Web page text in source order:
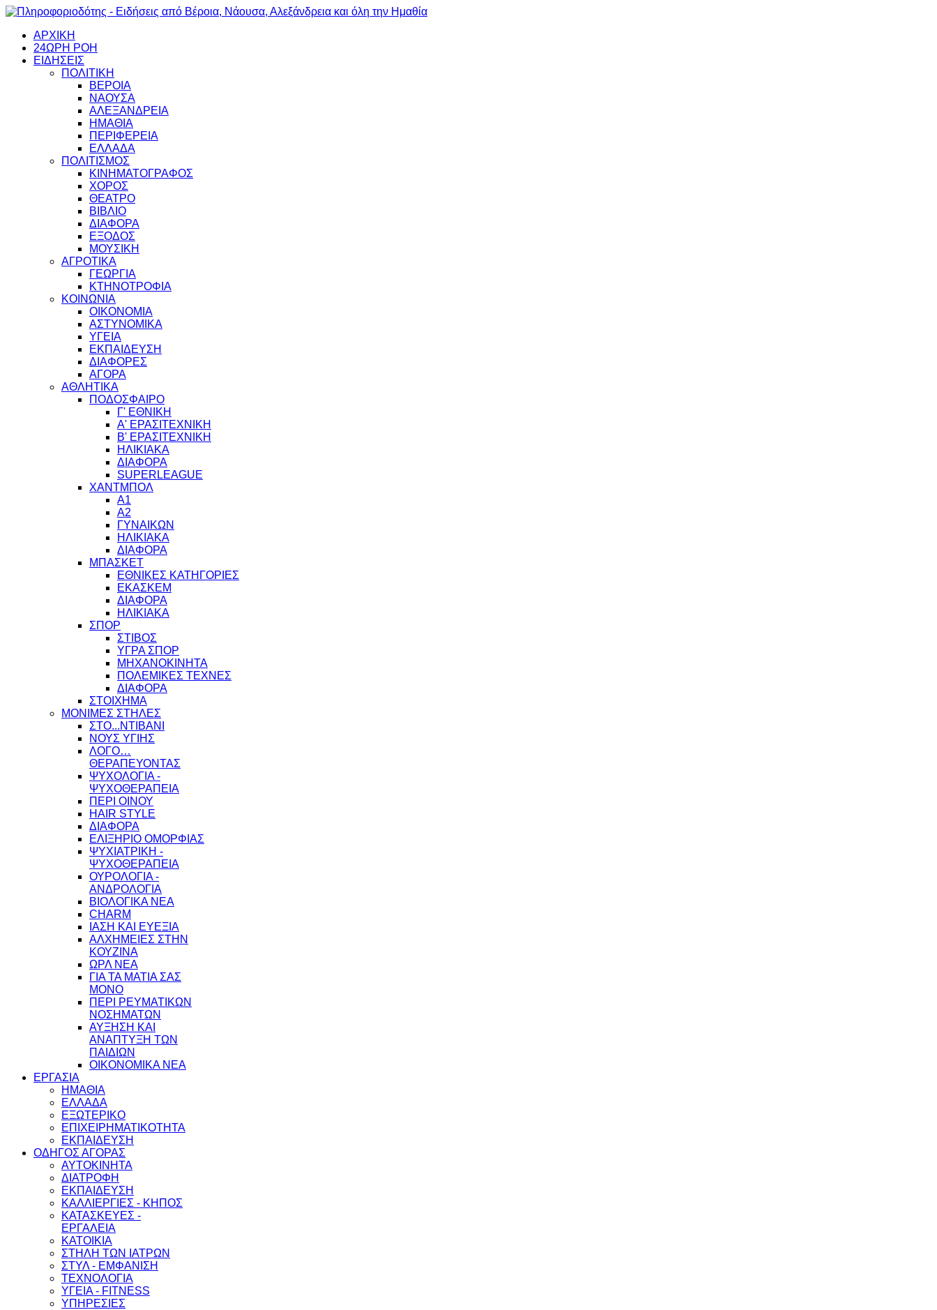
ΑΡΧΙΚΗ
24ΩΡΗ ΡΟΗ
ΕΙΔΗΣΕΙΣ
ΠΟΛΙΤΙΚΗ
ΒΕΡΟΙΑ
ΝΑΟΥΣΑ
ΑΛΕΞΑΝΔΡΕΙΑ
ΗΜΑΘΙΑ
ΠΕΡΙΦΕΡΕΙΑ
ΕΛΛΑΔΑ
ΠΟΛΙΤΙΣΜΟΣ
ΚΙΝΗΜΑΤΟΓΡΑΦΟΣ
ΧΟΡΟΣ
ΘΕΑΤΡΟ
ΒΙΒΛΙΟ
ΔΙΑΦΟΡΑ
ΕΞΟΔΟΣ
ΜΟΥΣΙΚΗ
ΑΓΡΟΤΙΚΑ
ΓΕΩΡΓΙΑ
ΚΤΗΝΟΤΡΟΦΙΑ
ΚΟΙΝΩΝΙΑ
ΟΙΚΟΝΟΜΙΑ
ΑΣΤΥΝΟΜΙΚΑ
ΥΓΕΙΑ
ΕΚΠΑΙΔΕΥΣΗ
ΔΙΑΦΟΡΕΣ
ΑΓΟΡΑ
ΑΘΛΗΤΙΚΑ
ΠΟΔΟΣΦΑΙΡΟ
Γ' ΕΘΝΙΚΗ
Α' ΕΡΑΣΙΤΕΧΝΙΚΗ
Β' ΕΡΑΣΙΤΕΧΝΙΚΗ
ΗΛΙΚΙΑΚΑ
ΔΙΑΦΟΡΑ
SUPERLEAGUE
ΧΑΝΤΜΠΟΛ
Α1
Α2
ΓΥΝΑΙΚΩΝ
ΗΛΙΚΙΑΚΑ
ΔΙΑΦΟΡΑ
ΜΠΑΣΚΕΤ
ΕΘΝΙΚΕΣ ΚΑΤΗΓΟΡΙΕΣ
ΕΚΑΣΚΕΜ
ΔΙΑΦΟΡΑ
ΗΛΙΚΙΑΚΑ
ΣΠΟΡ
ΣΤΙΒΟΣ
ΥΓΡΑ ΣΠΟΡ
ΜΗΧΑΝΟΚΙΝΗΤΑ
ΠΟΛΕΜΙΚΕΣ ΤΕΧΝΕΣ
ΔΙΑΦΟΡΑ
ΣΤΟΙΧΗΜΑ
ΜΟΝΙΜΕΣ ΣΤΗΛΕΣ
ΣΤΟ...ΝΤΙΒΑΝΙ
ΝΟΥΣ ΥΓΙΗΣ
ΛΟΓΟ…
ΘΕΡΑΠΕΥΟΝΤΑΣ
ΨΥΧΟΛΟΓΙΑ -
ΨΥΧΟΘΕΡΑΠΕΙΑ
ΠΕΡΙ ΟΙΝΟΥ
HAIR STYLE
ΔΙΑΦΟΡΑ
ΕΛΙΞΗΡΙΟ ΟΜΟΡΦΙΑΣ
ΨΥΧΙΑΤΡΙΚΗ -
ΨΥΧΟΘΕΡΑΠΕΙΑ
ΟΥΡΟΛΟΓΙΑ -
ΑΝΔΡΟΛΟΓΙΑ
ΒΙΟΛΟΓΙΚΑ ΝΕΑ
CHARM
ΙΑΣΗ ΚΑΙ ΕΥΕΞΙΑ
ΑΛΧΗΜΕΙΕΣ ΣΤΗΝ
ΚΟΥΖΙΝΑ
ΩΡΛ ΝEA
ΓΙΑ ΤΑ ΜΑΤΙΑ ΣΑΣ
ΜΟΝΟ
ΠΕΡΙ ΡΕΥΜΑΤΙΚΩΝ
ΝΟΣΗΜΑΤΩΝ
ΑΥΞΗΣΗ ΚΑΙ
ΑΝΑΠΤΥΞΗ ΤΩΝ
ΠΑΙΔΙΩΝ
ΟΙΚΟΝΟΜΙΚΑ ΝΕΑ
ΕΡΓΑΣΙΑ
ΗΜΑΘΙΑ
ΕΛΛΑΔΑ
ΕΞΩΤΕΡΙΚΟ
ΕΠΙΧΕΙΡΗΜΑΤΙΚΟΤΗΤΑ
ΕΚΠΑΙΔΕΥΣΗ
ΟΔΗΓΟΣ ΑΓΟΡΑΣ
ΑΥΤΟΚΙΝΗΤΑ
ΔΙΑΤΡΟΦΗ
ΕΚΠΑΙΔΕΥΣΗ
ΚΑΛΛΙΕΡΓΙΕΣ - ΚΗΠΟΣ
ΚΑΤΑΣΚΕΥΕΣ -
ΕΡΓΑΛΕΙΑ
ΚΑΤΟΙΚΙΑ
ΣΤΗΛΗ ΤΩΝ ΙΑΤΡΩΝ
ΣΤΥΛ - ΕΜΦΑΝΙΣΗ
ΤΕΧΝΟΛΟΓΙΑ
ΥΓΕΙΑ - FITNESS
ΥΠΗΡΕΣΙΕΣ